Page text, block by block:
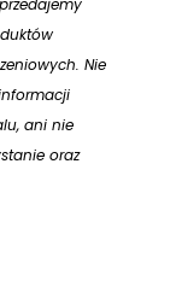
Nie
ani nie
oraz